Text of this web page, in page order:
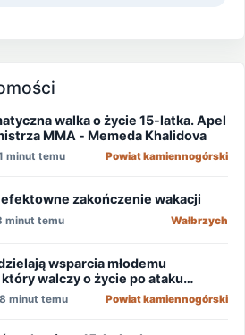
walka o życie 15-latka. Apel
MMA - Memeda Khalidova
minut temu Powiat kamiennogórski
zakończenie wakacji
minut temu Wałbrzych
wsparcia młodemu
walczy o życie po ataku
minut temu Powiat kamiennogórski